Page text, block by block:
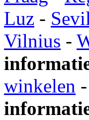
Luz -
Vilnius -
winkelen -